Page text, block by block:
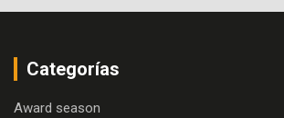
Categorías
Award season